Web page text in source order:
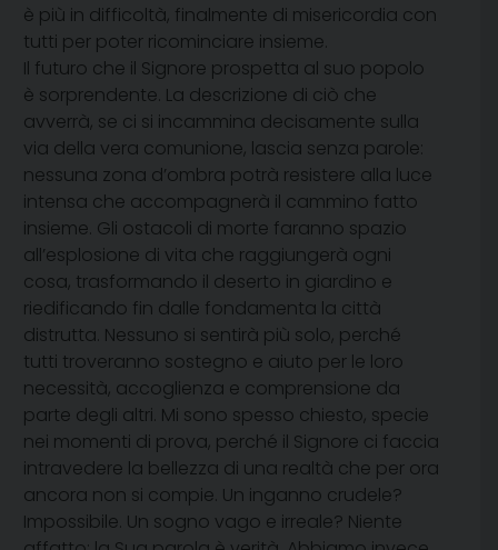
è più in difficoltà, finalmente di misericordia con
tutti per poter ricominciare insieme.
Il futuro che il Signore prospetta al suo popolo
è sorprendente. La descrizione di ciò che
avverrà, se ci si incammina decisamente sulla
via della vera comunione, lascia senza parole:
nessuna zona d’ombra potrà resistere alla luce
intensa che accompagnerà il cammino fatto
insieme. Gli ostacoli di morte faranno spazio
all’esplosione di vita che raggiungerà ogni
cosa, trasformando il deserto in giardino e
riedificando fin dalle fondamenta la città
distrutta. Nessuno si sentirà più solo, perché
tutti troveranno sostegno e aiuto per le loro
necessità, accoglienza e comprensione da
parte degli altri. Mi sono spesso chiesto, specie
nei momenti di prova, perché il Signore ci faccia
intravedere la bellezza di una realtà che per ora
ancora non si compie. Un inganno crudele?
Impossibile. Un sogno vago e irreale? Niente